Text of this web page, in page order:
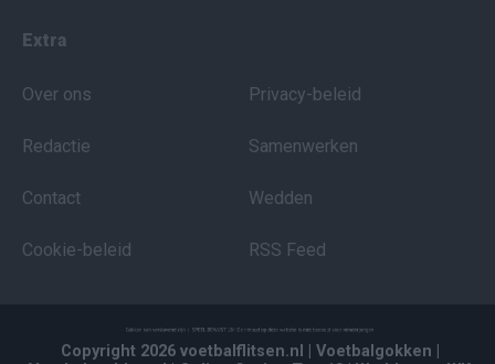
Extra
Over ons
Redactie
Contact
Cookie-beleid
Privacy-beleid
Samenwerken
Wedden
RSS Feed
Copyright 2026 voetbalflitsen.nl | Voetbalgokken